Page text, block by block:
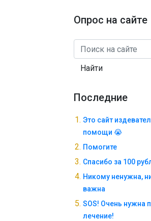
Опрос на сайте
Найти
Последние
Это сайт
помощи 😭
Помогите
Спасибо за 100
Никому ненужна,
важна
SOS! Очень нужна
лечение!